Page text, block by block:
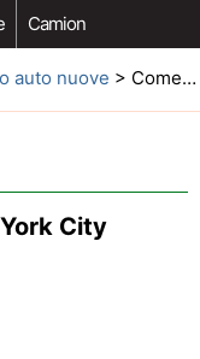
Camion
Aftermarket
auto nuove > Come Lease un Auto a New York City
City